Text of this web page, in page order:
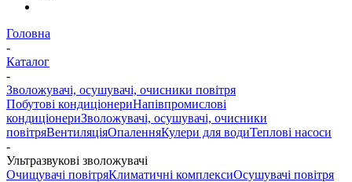
Головна
-
Каталог
-
Зволожувачі, осушувачі, очисники повітря
Побутові кондиціонериНапівпромислові
кондиціонериЗволожувачі, осушувачі, очисники
повітряВентиляціяОпаленняКулери для водиТеплові насоси
-
Ультразвукові зволожувачі
Очищувачі повітряКлиматичні комплексиОсушувачі повітря